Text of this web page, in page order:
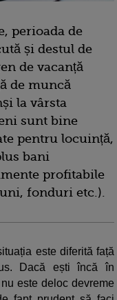
perioada de
și destul de
de vacanță
de muncă
la vârsta
sunt bine
pentru locuință,
bani
profitabile
fonduri etc.).
este diferită față
Dacă ești încă în
este deloc devreme